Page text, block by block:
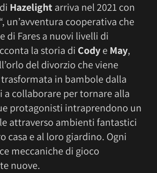
Hazelight arriva nel 2021 con
“, un’avventura cooperativa che
di Fares a nuovi livelli di
la storia di Codye May,
del divorzio che viene
in bambole dalla
a collaborare per tornare alla
protagonisti intraprendono un
attraverso ambienti fantastici
casa e al loro giardino. Ogni
meccaniche di gioco
nuove.